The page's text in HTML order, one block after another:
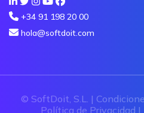
+34 91 198 20 00
hola@softdoit.com
© SoftDoit, S.L. |
Política de Privacidad |